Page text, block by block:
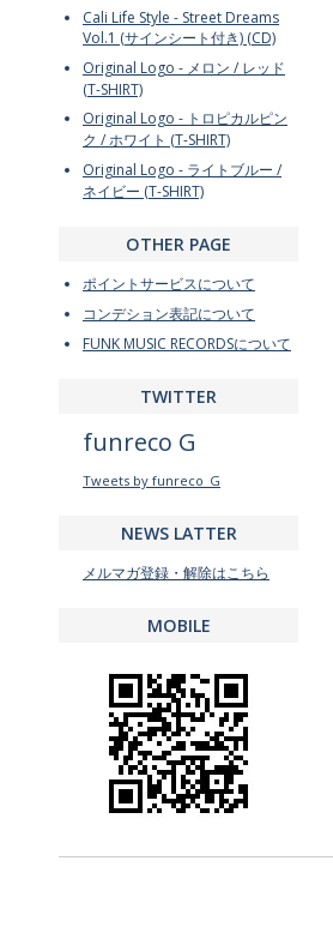
Cali Life Style - Street Dreams
Vol.1 (サインシート付き) (CD)
Original Logo - メロン / レッド
(T-SHIRT)
Original Logo - トロピカルピン
ク / ホワイト (T-SHIRT)
Original Logo - ライトブルー /
ネイビー (T-SHIRT)
OTHER PAGE
ポイントサービスについて
コンデション表記について
FUNK MUSIC RECORDSについて
TWITTER
funreco G
Tweets by funreco_G
NEWS LATTER
メルマガ登録・解除はこちら
MOBILE